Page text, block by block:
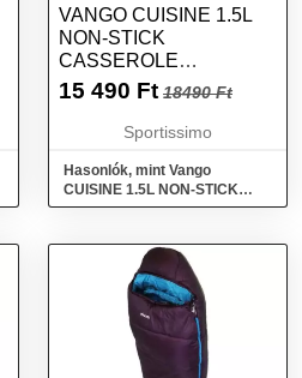
VANGO CUISINE 1.5L
NON-STICK
CASSEROLE
ÖSSZECSUKHATÓ
MÉRET
15 490 Ft 18490 Ft
Sportissimo
Hasonlók, mint Vango
CUISINE 1.5L NON-STICK
CASSEROLE Összecsukható